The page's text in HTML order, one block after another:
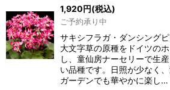
1,920円(税込)
ご予約承り中
サキシフラガ・ダンシング
大文字草の原種をドイツの
し、童仙房ナーセリーで生
い品種です。日照が少なく
ガーデンでも華やかに楽し…